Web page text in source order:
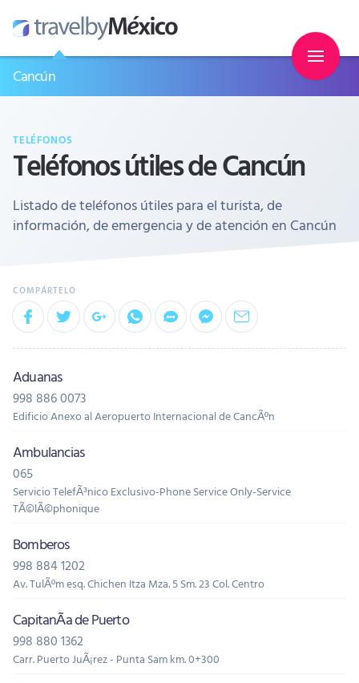
Cancún
TELÉFONOS
Teléfonos útiles de Cancún
Listado de teléfonos útiles para el turista, de
información, de emergencia y de atención en Cancún
Aduanas
998 886 0073
Edificio Anexo al Aeropuerto Internacional de CancÃºn
Ambulancias
065
Servicio TelefÃ³nico Exclusivo-Phone Service Only-Service
TÃ©lÃ©phonique
Bomberos
998 884 1202
Av. TulÃºm esq. Chichen Itza Mza. 5 Sm. 23 Col. Centro
CapitanÃ­a de Puerto
998 880 1362
Carr. Puerto JuÃ¡rez - Punta Sam km. 0+300